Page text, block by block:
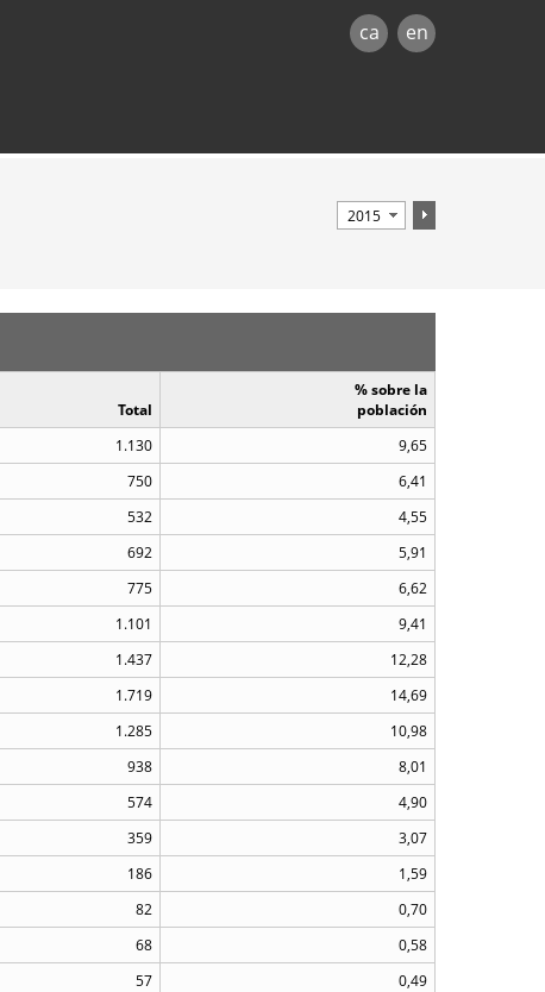
ca en
Total
% sobre la
población
1.130
9,65
750
6,41
532
4,55
692
5,91
775
6,62
1.101
9,41
1.437
12,28
1.719
14,69
1.285
10,98
938
8,01
574
4,90
359
3,07
186
1,59
82
0,70
68
0,58
57
0,49